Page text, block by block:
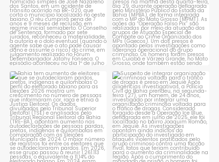
Bahia tem aumento de eleitores
que se autodeclaram...
1 0
Suspeito de integrar
organização criminosa
voltada...
1 0